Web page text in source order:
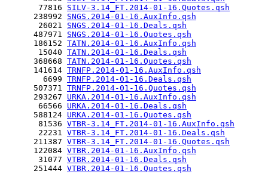
       77816
SILV-3.14_FT.2014-01-16.Quotes.qsh
      238992
SNGS.2014-01-16.AuxInfo.qsh
       26021
SNGS.2014-01-16.Deals.qsh
      487971
SNGS.2014-01-16.Quotes.qsh
      186152
TATN.2014-01-16.AuxInfo.qsh
       15040
TATN.2014-01-16.Deals.qsh
      368668
TATN.2014-01-16.Quotes.qsh
      141614
TRNFP.2014-01-16.AuxInfo.qsh
        6699
TRNFP.2014-01-16.Deals.qsh
      507371
TRNFP.2014-01-16.Quotes.qsh
      293267
URKA.2014-01-16.AuxInfo.qsh
       66566
URKA.2014-01-16.Deals.qsh
      588124
URKA.2014-01-16.Quotes.qsh
       81536
VTBR-3.14_FT.2014-01-16.AuxInfo.qsh
       22231
VTBR-3.14_FT.2014-01-16.Deals.qsh
      211387
VTBR-3.14_FT.2014-01-16.Quotes.qsh
      122084
VTBR.2014-01-16.AuxInfo.qsh
       31077
VTBR.2014-01-16.Deals.qsh
      251444
VTBR.2014-01-16.Quotes.qsh